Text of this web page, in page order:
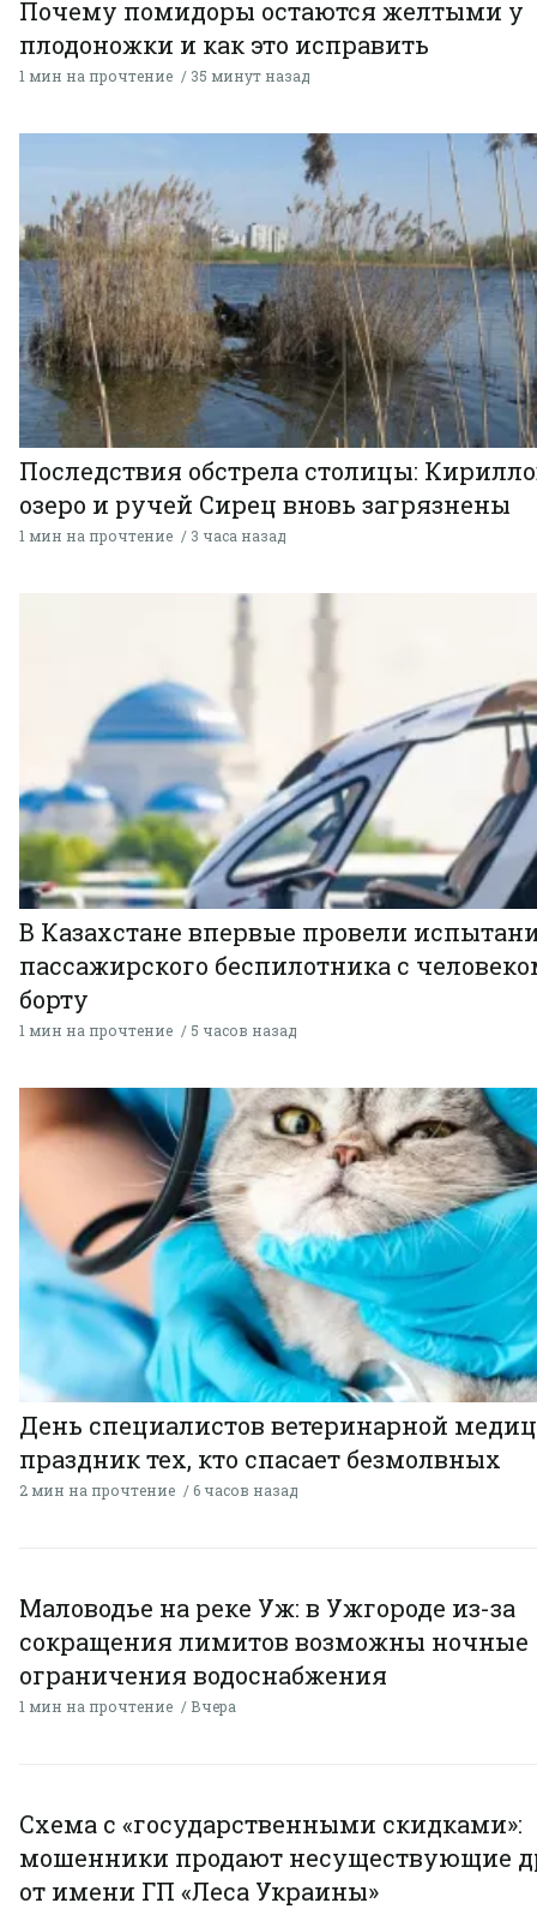
Почему помидоры остаются желтыми у
плодоножки и как это исправить
1 мин на прочтение 35 минут назад
Последствия обстрела столицы:
озеро и ручей Сирец вновь загрязнены
1 мин на прочтение 3 часа назад
В Казахстане впервые провели
пассажирского беспилотника с
борту
1 мин на прочтение 5 часов назад
День специалистов ветеринарной
праздник тех, кто спасает безмолвных
2 мин на прочтение 6 часов назад
Маловодье на реке Уж: в Ужгороде из-за
сокращения лимитов возможны ночные
ограничения водоснабжения
1 мин на прочтение Вчера
Схема с «государственными скидками»:
мошенники продают несуществующие
от имени ГП «Леса Украины»